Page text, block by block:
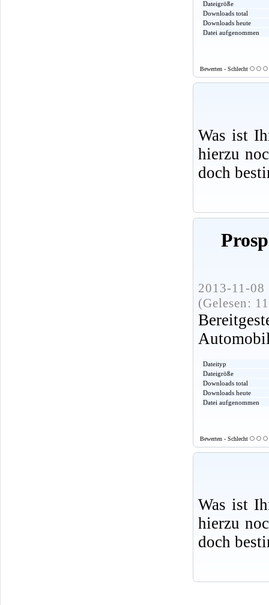
Dateigröße
Downloads total
Downloads heute
Datei aufgenommen
Bewerten - Schlecht
Was ist
hierzu
doch
2013-11-
(Gelesen:
Dateityp
Dateigröße
Downloads total
Downloads heute
Datei aufgenommen
Bewerten - Schlecht
Was ist
hierzu
doch